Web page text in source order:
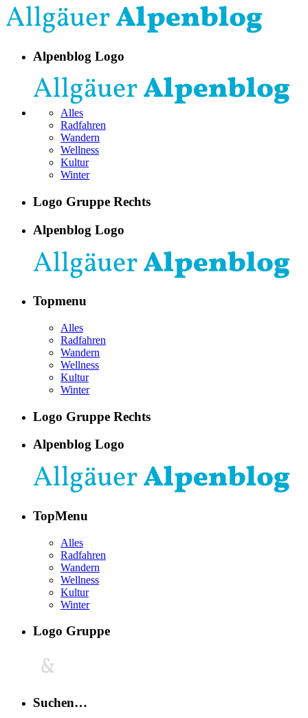
Alpenblog Logo
Alles
Radfahren
Wandern
Wellness
Kultur
Winter
Logo Gruppe Rechts
Alpenblog Logo
Topmenu
Alles
Radfahren
Wandern
Wellness
Kultur
Winter
Logo Gruppe Rechts
Alpenblog Logo
TopMenu
Alles
Radfahren
Wandern
Wellness
Kultur
Winter
Logo Gruppe
Suchen…